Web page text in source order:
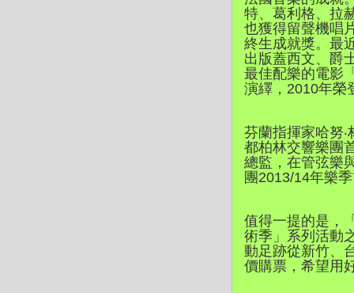
特、葛利格、拉
也獲得留聲機唱
終生成就獎。最
出版蓋西文、爵
最佳配樂的電影
演繹，2010年榮
芬蘭指揮家哈努
都柏林交響樂團
總監，在管弦樂
團2013/14年樂
值得一提的是，
術季」系列活動
動足跡從新竹、
價購票，希望用